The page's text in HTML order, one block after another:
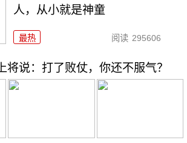
人，从小就是神童
最热 阅读 295606
将说：打了败仗，你还不服气？